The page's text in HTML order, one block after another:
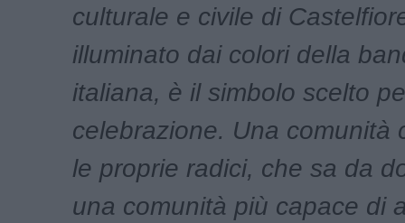
culturale e civile di
illuminato dai colori della
italiana, è il simbolo scelto
celebrazione. Una comunità
le proprie radici, che sa da
una comunità più capace di